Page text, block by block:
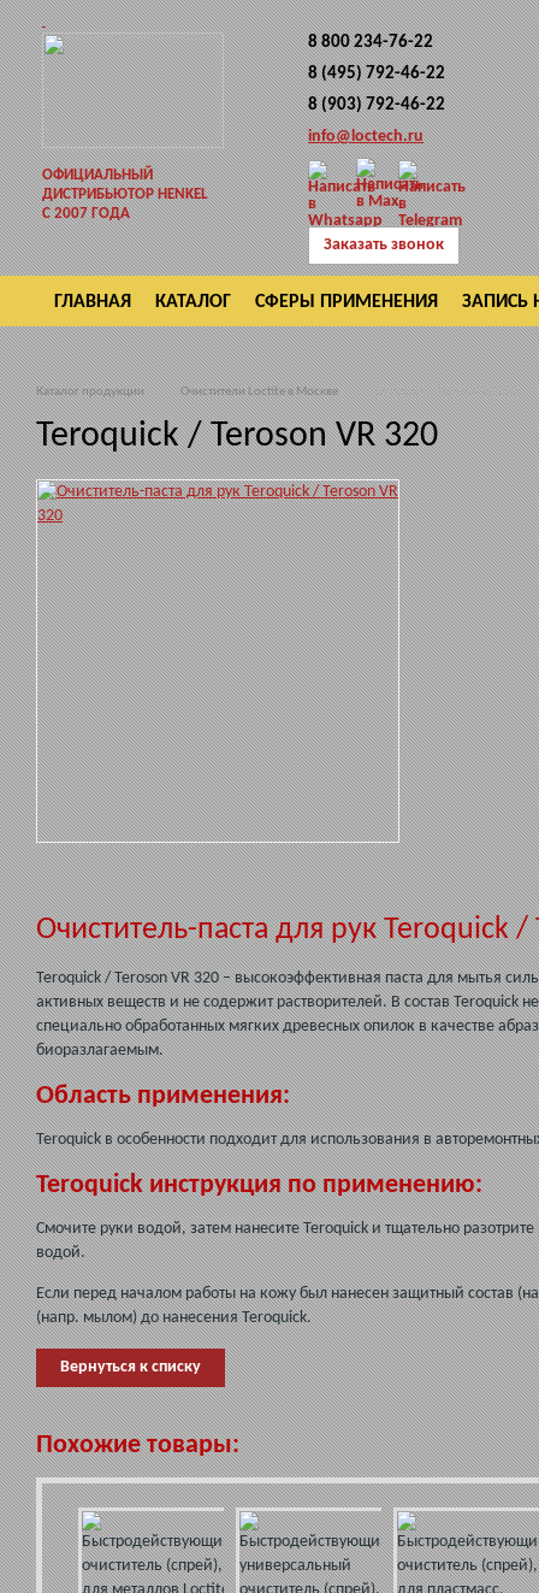
ОФИЦИАЛЬНЫЙ
ДИСТРИБЬЮТОР HENKEL
С 2007 ГОДА
8 800 234-76-22
8 (495) 792-46-22
8 (903) 792-46-22
info@loctech.ru
Заказать звонок
ГЛАВНАЯ КАТАЛОГ СФЕРЫ ПРИМЕНЕНИЯ ЗАПИСЬ
ВОЗВРАТ
Каталог продукции Очистители Loctite в Москве Teroquick / Teroson VR 320
Teroquick / Teroson VR 320
Очиститель-паста для рук Teroquick
Teroquick / Teroson VR 320 – высокоэффективная паста для мытья
активных веществ и не содержит растворителей. В состав Teroquick
специально обработанных мягких древесных опилок в качестве
биоразлагаемым.
Область применения:
Teroquick в особенности подходит для использования в
Teroquick инструкция по применению:
Смочите руки водой, затем нанесите Teroquick и тщательно
водой.
Если перед началом работы на кожу был нанесен защитный состав
(напр. мылом) до нанесения Teroquick.
Вернуться к списку
Похожие товары: